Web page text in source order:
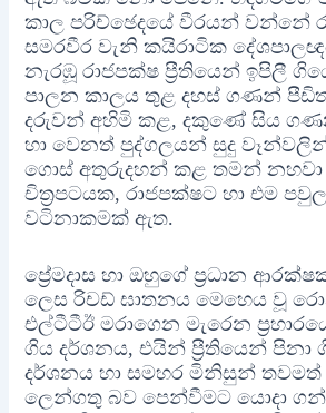
කාල පරිච්ඡෙදයේ වීරයන් වන්නේ
සමරවීර වැනි කයිරාටික
නැරඹූ රාජපක්ෂ ප්‍රීතියෙන් ඉපිලී
පාලන කාලය තුළ දහස් ගණන්
දරුවන් අහිමි කළ, දකුණේ සිය
හා වෙනත් පුද්ගලයන් සුදු
ගොස් අතුරුදහන් කළ තමන් නහවා
චිත්‍රපටයක, රාජපක්ෂට හා එම
වටිනාකමක් ඇත.
ප්‍රේමදාස හා ඔහුගේ ප්‍රධාන
ලෙස රිචඩ් ඝාතනය මෙහෙය වූ
එල්ටීටීඊ මරාගෙන මැරෙන
ගිය දර්ශනය, එයින් ප්‍රීතියෙන්
දර්ශනය හා සමහර මිනිසුන් තවමත්
ලෙන්ගතු බව පෙන්වීමට යොදා